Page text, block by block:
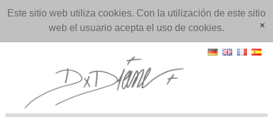
Este sitio web utiliza cookies. Con la utilización de este sitio
web el usuario acepta el uso de cookies.
[x]